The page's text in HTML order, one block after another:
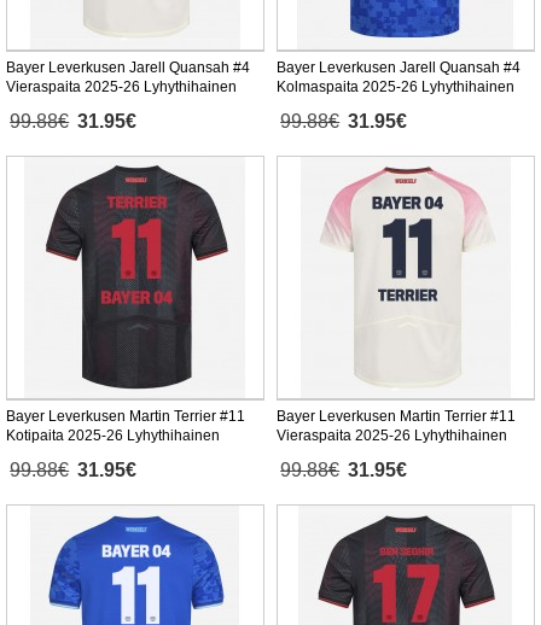
Bayer Leverkusen Jarell Quansah #4
Vieraspaita 2025-26 Lyhythihainen
99.88€ 31.95€
Bayer Leverkusen Jarell Quansah #4
Kolmaspaita 2025-26 Lyhythihainen
99.88€ 31.95€
Bayer Leverkusen Martin Terrier #11
Kotipaita 2025-26 Lyhythihainen
99.88€ 31.95€
Bayer Leverkusen Martin Terrier #11
Vieraspaita 2025-26 Lyhythihainen
99.88€ 31.95€